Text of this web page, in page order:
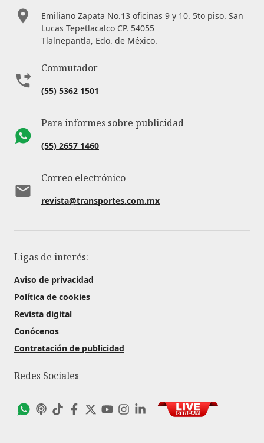
Emiliano Zapata No.13 oficinas 9 y 10. 5to piso. San
Lucas Tepetlacalco CP. 54055
Tlalnepantla, Edo. de México.
Conmutador
(55) 5362 1501
Para informes sobre publicidad
(55) 2657 1460
Correo electrónico
revista@transportes.com.mx
Ligas de interés:
Aviso de privacidad
Política de cookies
Revista digital
Conócenos
Contratación de publicidad
Redes Sociales